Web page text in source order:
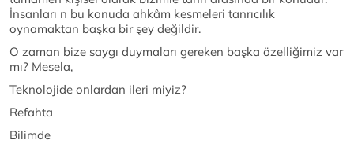
İnsanları n bu konuda ahkâm kesmeleri tanrıcılık
oynamaktan başka bir şey değildir.
O zaman bize saygı duymaları gereken başka özelliğimiz var
mı? Mesela,
Teknolojide onlardan ileri miyiz?
Refahta
Bilimde